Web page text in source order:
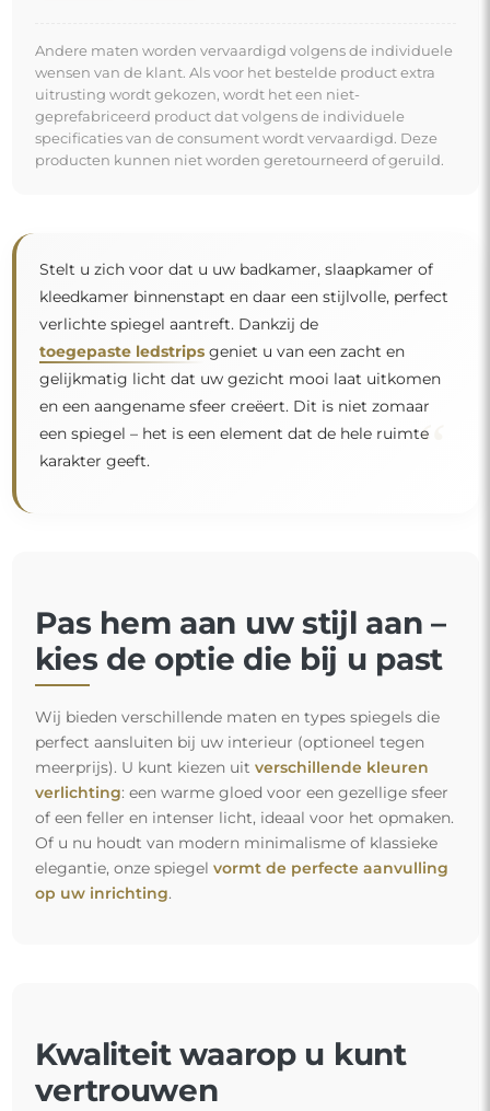
Andere maten worden vervaardigd volgens de individuele
wensen van de klant. Als voor het bestelde product extra
uitrusting wordt gekozen, wordt het een niet-
geprefabriceerd product dat volgens de individuele
specificaties van de consument wordt vervaardigd. Deze
producten kunnen niet worden geretourneerd of geruild.
Stelt u zich voor dat u uw badkamer, slaapkamer of
kleedkamer binnenstapt en daar een stijlvolle, perfect
verlichte spiegel aantreft. Dankzij de
toegepaste ledstripsgeniet u van een zacht en
gelijkmatig licht dat uw gezicht mooi laat uitkomen
en een aangename sfeer creëert. Dit is niet zomaar
een spiegel – het is een element dat de hele ruimte
karakter geeft.
“
Pas hem aan uw stijl aan –
kies de optie die bij u past
Wij bieden verschillende maten en types spiegels die
perfect aansluiten bij uw interieur (optioneel tegen
meerprijs). U kunt kiezen uit verschillende kleuren
verlichting: een warme gloed voor een gezellige sfeer
of een feller en intenser licht, ideaal voor het opmaken.
Of u nu houdt van modern minimalisme of klassieke
elegantie, onze spiegel vormt de perfecte aanvulling
op uw inrichting.
Kwaliteit waarop u kunt
vertrouwen